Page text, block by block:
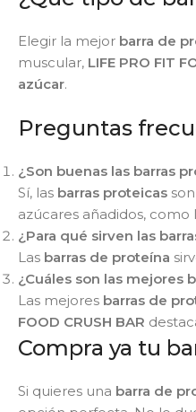
Elegir la mejor barra de
muscular, LIFE PRO FIT
azúcar.
Preguntas
¿Son buenas las barras
Sí, las barras proteicas
azúcares añadidos, como
¿Para qué sirven las
Las barras de proteína
¿Cuáles son las mejores
Las mejores barras de
FOOD CRUSH BAR
Compra ya tu
Si quieres una barra de